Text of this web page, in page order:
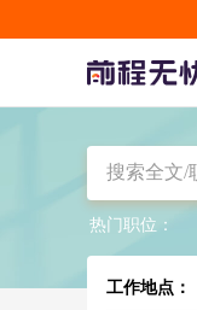
热门职位：
工作地点：